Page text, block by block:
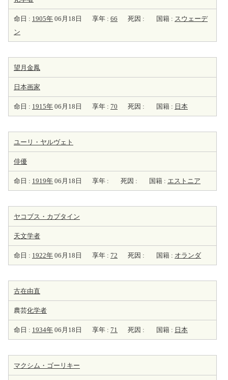
命日 : 1905年 06月18日 享年 : 66 死因 : 国籍 : スウェーデ
ン
望月金鳳
日本画家
命日 : 1915年 06月18日 享年 : 70 死因 : 国籍 : 日本
ユーリ・ヤルヴェト
俳優
命日 : 1919年 06月18日 享年 : 死因 : 国籍 : エストニア
ヤコブス・カプタイン
天文学者
命日 : 1922年 06月18日 享年 : 72 死因 : 国籍 : オランダ
古在由直
農芸化学者
命日 : 1934年 06月18日 享年 : 71 死因 : 国籍 : 日本
マクシム・ゴーリキー